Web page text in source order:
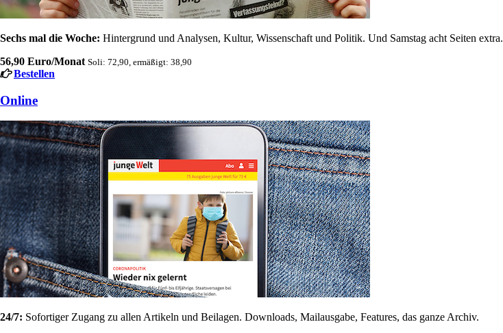
Sechs mal die Woche: Hintergrund und Analysen, Kultur, Wissenschaft und Politik. Und Samstag acht Seiten extra.
56,90 Euro/Monat Soli: 72,90, ermäßigt: 38,90
Bestellen
Online
24/7: Sofortiger Zugang zu allen Artikeln und Beilagen. Downloads, Mailausgabe, Features, das ganze Archiv.